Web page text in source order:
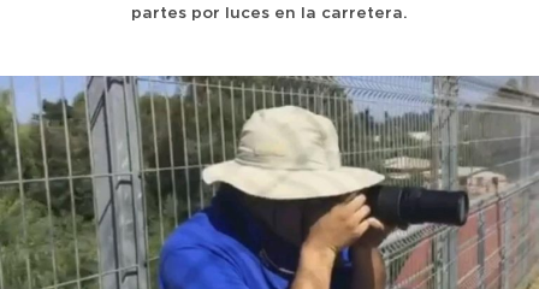
partes por luces en la carretera.